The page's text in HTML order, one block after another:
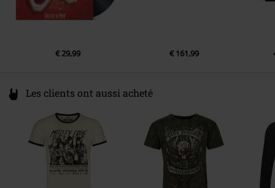
€ 29,99 € 161,99
Les clients ont aussi acheté